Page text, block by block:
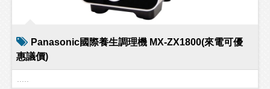
Panasonic國際養生調理機 MX-ZX1800(來電可優
惠議價)